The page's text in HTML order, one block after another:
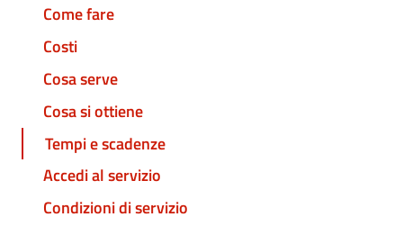
Come fare
Costi
Cosa serve
Cosa si ottiene
Tempi e scadenze
Accedi al servizio
Condizioni di servizio